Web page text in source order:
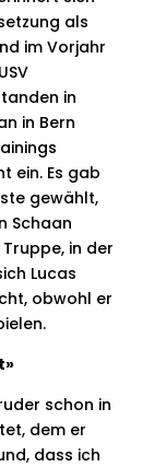
als
im Vorjahr
in
in Bern
ein. Es gab
gewählt,
Schaan
in der
Lucas
obwohl er
schon in
dem er
dass ich